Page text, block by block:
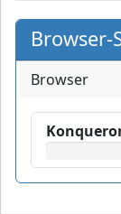
Browser-
Browser